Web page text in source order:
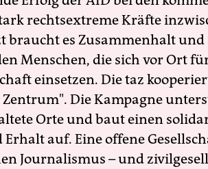
rechtsextreme Kräfte
braucht es Zusammenhalt
Menschen, die sich vor Ort
einsetzen. Die taz
Die Kampagne
Orte und baut einen
Erhalt auf. Eine offene
Journalismus – und